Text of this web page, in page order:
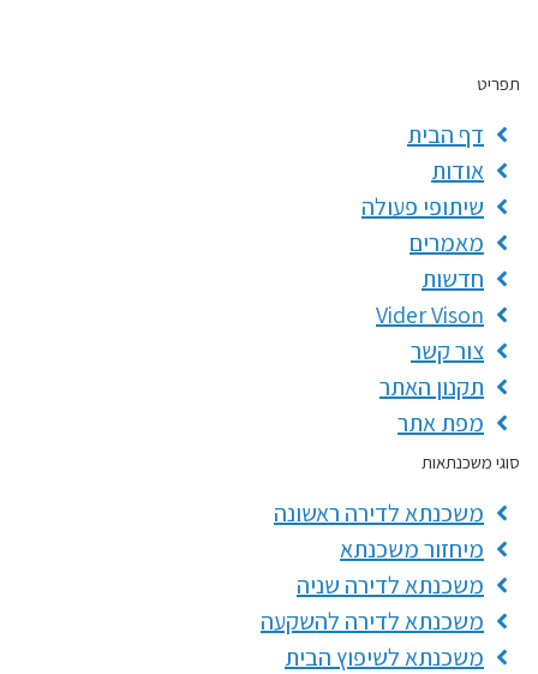
תפריט
דף הבית
אודות
שיתופי פעולה
מאמרים
חדשות
Vider Vison
צור קשר
תקנון האתר
מפת אתר
סוגי משכנתאות
משכנתא לדירה ראשונה
מיחזור משכנתא
משכנתא לדירה שניה
משכנתא לדירה להשקעה
משכנתא לשיפוץ הבית